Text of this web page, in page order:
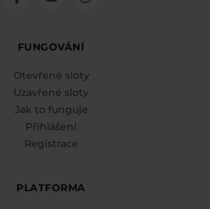
FUNGOVÁNÍ
Otevřené sloty
Uzavřené sloty
Jak to funguje
Přihlášení
Registrace
PLATFORMA